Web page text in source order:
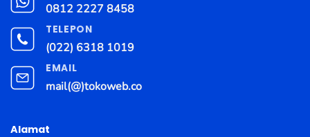
0812 2227 8458
TELEPON
(022) 6318 1019
EMAIL
mail(@)tokoweb.co
Alamat